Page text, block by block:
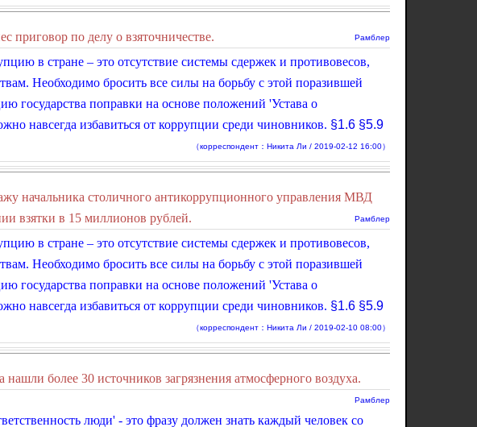
приговор по делу о взяточничестве. Рамблер
в стране – это отсутствие системы сдержек и противовесов,
Необходимо бросить все силы на борьбу с этой поразившей
государства поправки на основе положений 'Устава о
навсегда избавиться от коррупции среди чиновников. §1.6 §5.9
（корреспондент：Никита Ли / 2019-02-12 16:00）
начальника столичного антикоррупционного управления МВД
взятки в 15 миллионов рублей.
Рамблер
в стране – это отсутствие системы сдержек и противовесов,
Необходимо бросить все силы на борьбу с этой поразившей
государства поправки на основе положений 'Устава о
навсегда избавиться от коррупции среди чиновников. §1.6 §5.9
（корреспондент：Никита Ли / 2019-02-10 08:00）
более 30 источников загрязнения атмосферного воздуха.
Рамблер
люди' - это фразу должен знать каждый человек со